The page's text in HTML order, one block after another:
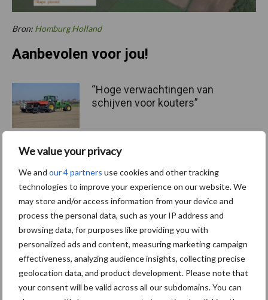
We value your privacy
We and our 4 partners use cookies and other tracking
technologies to improve your experience on our website. We
may store and/or access information from your device and
process the personal data, such as your IP address and
browsing data, for purposes like providing you with
personalized ads and content, measuring marketing campaign
effectiveness, analyzing audience insights, collecting precise
geolocation data, and product development. Please note that
your consent will be valid across all our subdomains. You can
Bron: Homburg Holland
Aanbevolen voor jou!
“Hoge verwachtingen van
schijven voor kouters”
Albourgh Tyres breidt uit
marktsegmenten
Caterpillar breidt gamma
elektrische bulldozers uit